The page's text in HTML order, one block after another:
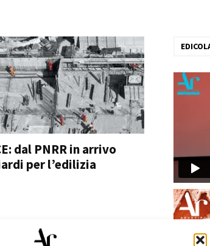
dal PNRR in arrivo
per l’edilizia